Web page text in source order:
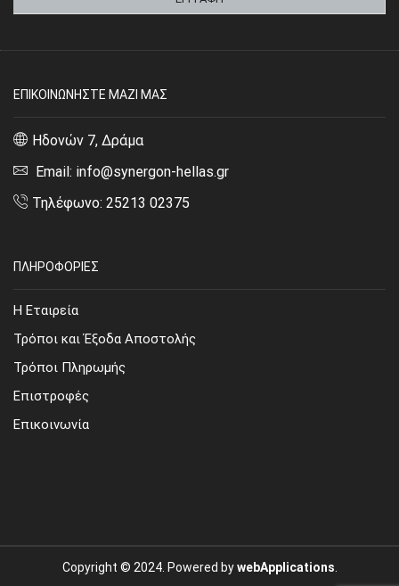
ΕΠΙΚΟΙΝΩΝΗΣΤΕ ΜΑΖΙ ΜΑΣ
Ηδονών 7, Δράμα
Email: info@synergon-hellas.gr
Τηλέφωνο: 25213 02375
ΠΛΗΡΟΦΟΡΙΕΣ
Η Εταιρεία
Τρόποι και Έξοδα Αποστολής
Τρόποι Πληρωμής
Επιστροφές
Επικοινωνία
Copyright © 2024. Powered bywebApplications